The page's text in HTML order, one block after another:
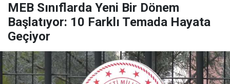
MEB Sınıflarda Yeni Bir Dönem
Başlatıyor: 10 Farklı Temada Hayata
Geçiyor